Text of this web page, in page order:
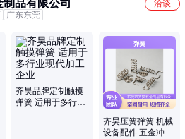
品有限公司
洽谈
广东东莞
齐昊品牌定制触摸
弹簧 适用于多行业
齐昊压簧弹簧 机械
设备配件 五金冲压